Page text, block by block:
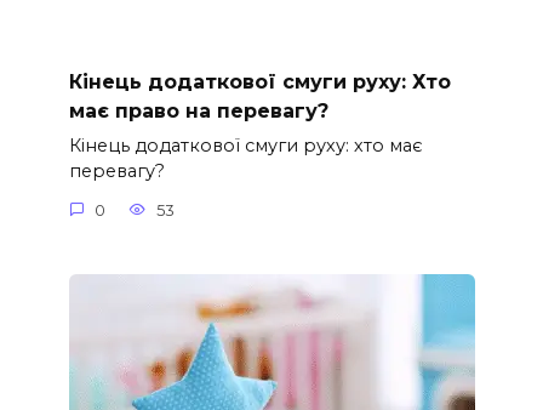
Кінець додаткової смуги руху: Хто
має право на перевагу?
Кінець додаткової смуги руху: хто має
перевагу?
0 53